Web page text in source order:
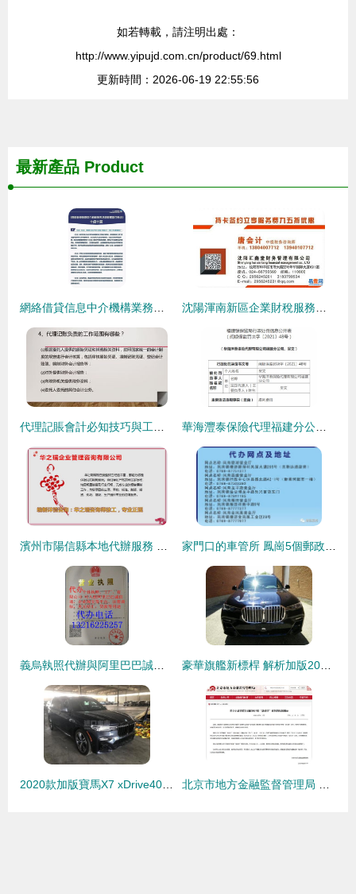
如若轉載，請注明出處：
http://www.yipujd.com.cn/product/69.html
更新時間：2026-06-19 22:55:56
最新產品 Product